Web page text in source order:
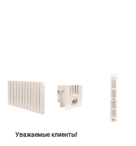
Уважаемые клиенты!